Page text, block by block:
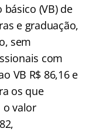
(VB) de
e graduação,
sem
com
VB R$ 86,16 e
os que
o valor